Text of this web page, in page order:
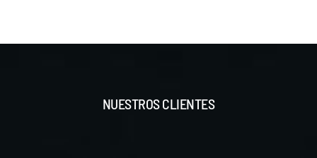
NUESTROS CLIENTES